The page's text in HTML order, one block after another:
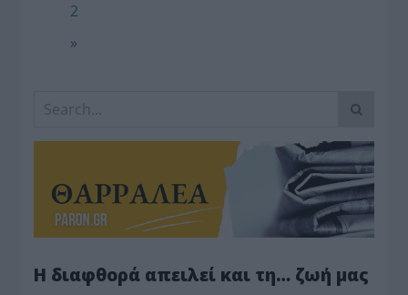
2
»
Η διαφθορά απειλεί και τη… ζωή μας